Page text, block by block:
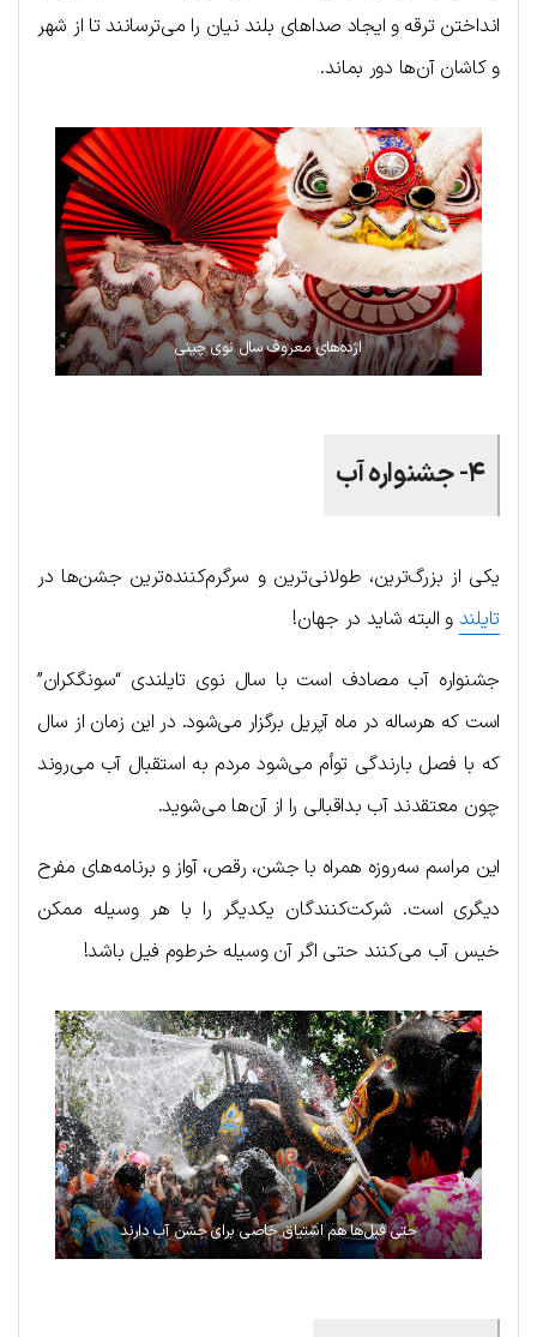
انداختن ترقه و ایجاد صداهای بلند نیان را می‌ترسانند تا از شهر
و کاشان آن‌ها دور بماند.
اژده‌های معروف سال نوی چینی
۴- جشنواره آب
یکی از بزرگ‌ترین، طولانی‌ترین و سرگرم‌کننده‌ترین جشن‌ها در
تایلند و البته شاید در جهان!
جشنواره آب مصادف است با سال نوی تایلندی “سونگکران”
است که هرساله در ماه آپریل برگزار می‌شود. در این زمان از سال
که با فصل بارندگی توأم می‌شود مردم به استقبال آب می‌روند
چون معتقدند آب بداقبالی را از آن‌ها می‌شوید.
این مراسم سه‌روزه همراه با جشن، رقص، آواز و برنامه‌های مفرح
دیگری است. شرکت‌کنندگان یکدیگر را با هر وسیله ممکن
خیس آب می‌کنند حتی اگر آن وسیله خرطوم فیل باشد!
حتی فیل‌ها هم اشتیاق خاصی برای جشن آب دارند